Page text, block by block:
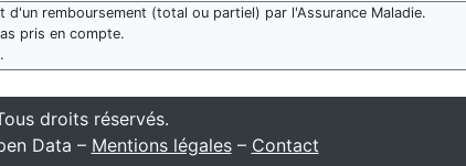
remboursement (total ou partiel) par l'Assurance Maladie.
pris en compte.
droits réservés.
Data – Mentions légales– Contact